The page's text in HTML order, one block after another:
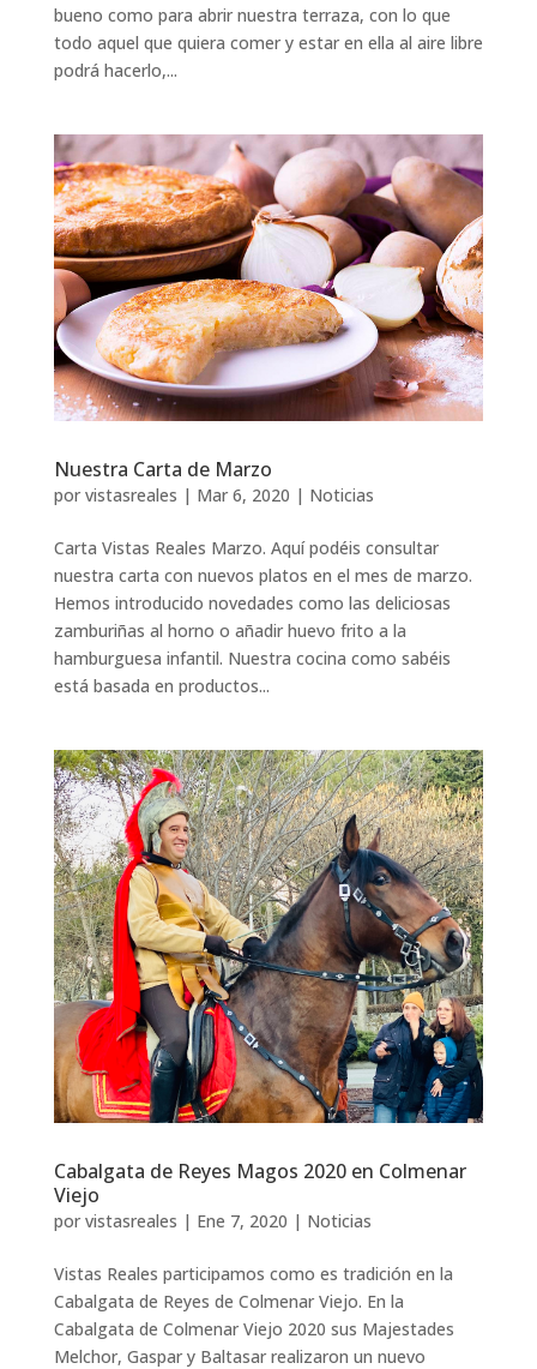
bueno como para abrir nuestra terraza, con lo que
todo aquel que quiera comer y estar en ella al aire libre
podrá hacerlo,...
Nuestra Carta de Marzo
por vistasreales | Mar 6, 2020 | Noticias
Carta Vistas Reales Marzo. Aquí podéis consultar
nuestra carta con nuevos platos en el mes de marzo.
Hemos introducido novedades como las deliciosas
zamburiñas al horno o añadir huevo frito a la
hamburguesa infantil. Nuestra cocina como sabéis
está basada en productos...
Cabalgata de Reyes Magos 2020 en Colmenar
Viejo
por vistasreales | Ene 7, 2020 | Noticias
Vistas Reales participamos como es tradición en la
Cabalgata de Reyes de Colmenar Viejo. En la
Cabalgata de Colmenar Viejo 2020 sus Majestades
Melchor, Gaspar y Baltasar realizaron un nuevo